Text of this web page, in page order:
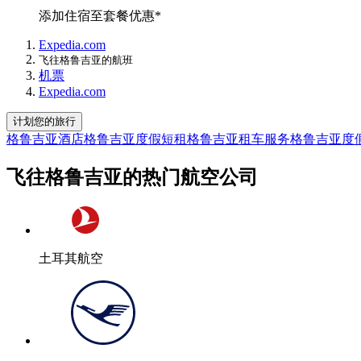
添加住宿至套餐优惠*
Expedia.com
飞往格鲁吉亚的航班
机票
Expedia.com
计划您的旅行
格鲁吉亚酒店格鲁吉亚度假短租格鲁吉亚租车服务格鲁吉亚度
飞往格鲁吉亚的热门航空公司
土耳其航空